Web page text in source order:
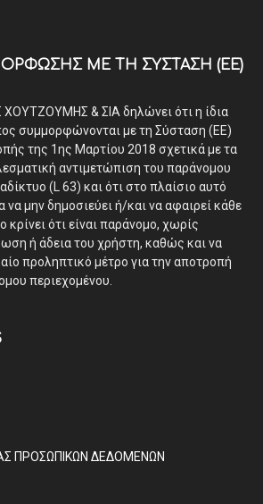
ΜΕ ΤΗ ΣΎΣΤΑΣΗ (ΕΕ)
& ΣΙΑ δηλώνει ότι η ίδια
συμμορφώνονται με τη Σύσταση (ΕΕ)
της 1ης Μαρτίου 2018 σχετικά με τα
αντιμετώπιση του παράνομου
(L 63) και ότι στο πλαίσιο αυτό
να μην δημοσιεύει ή/και να αφαιρεί κάθε
κρίνει ότι είναι παράνομο, χωρίς
ή άδεια του χρήστη, καθώς και να
προληπτικό μέτρο για την αποτροπή
περιεχομένου.
ΠΡΟΣΩΠΙΚΩΝ ΔΕΔΟΜΕΝΩΝ